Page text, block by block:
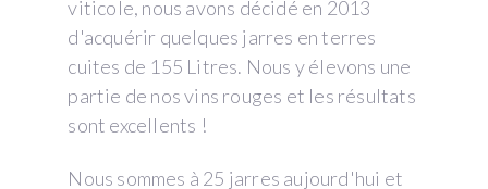
viticole, nous avons décidé en 2013
d'acquérir quelques jarres en terres
cuites de 155 Litres. Nous y élevons une
partie de nos vins rouges et les résultats
sont excellents !
Nous sommes à 25 jarres aujourd'hui et